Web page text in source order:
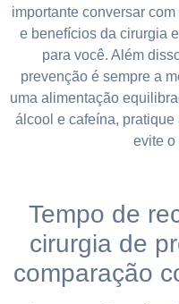
importante conversar
e benefícios da cirurgia
para você. Além
prevenção é sempre a
uma alimentação
álcool e cafeína,
evite o
Tempo de
cirurgia de
comparação